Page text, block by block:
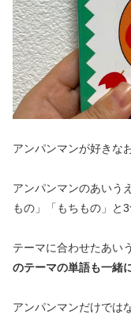
アンパンマンが好きな
アンパンマンのあいう
もの」「もちもの」と
テーマに合わせたあい
のテーマの単語も一緒
アンパンマンだけでは